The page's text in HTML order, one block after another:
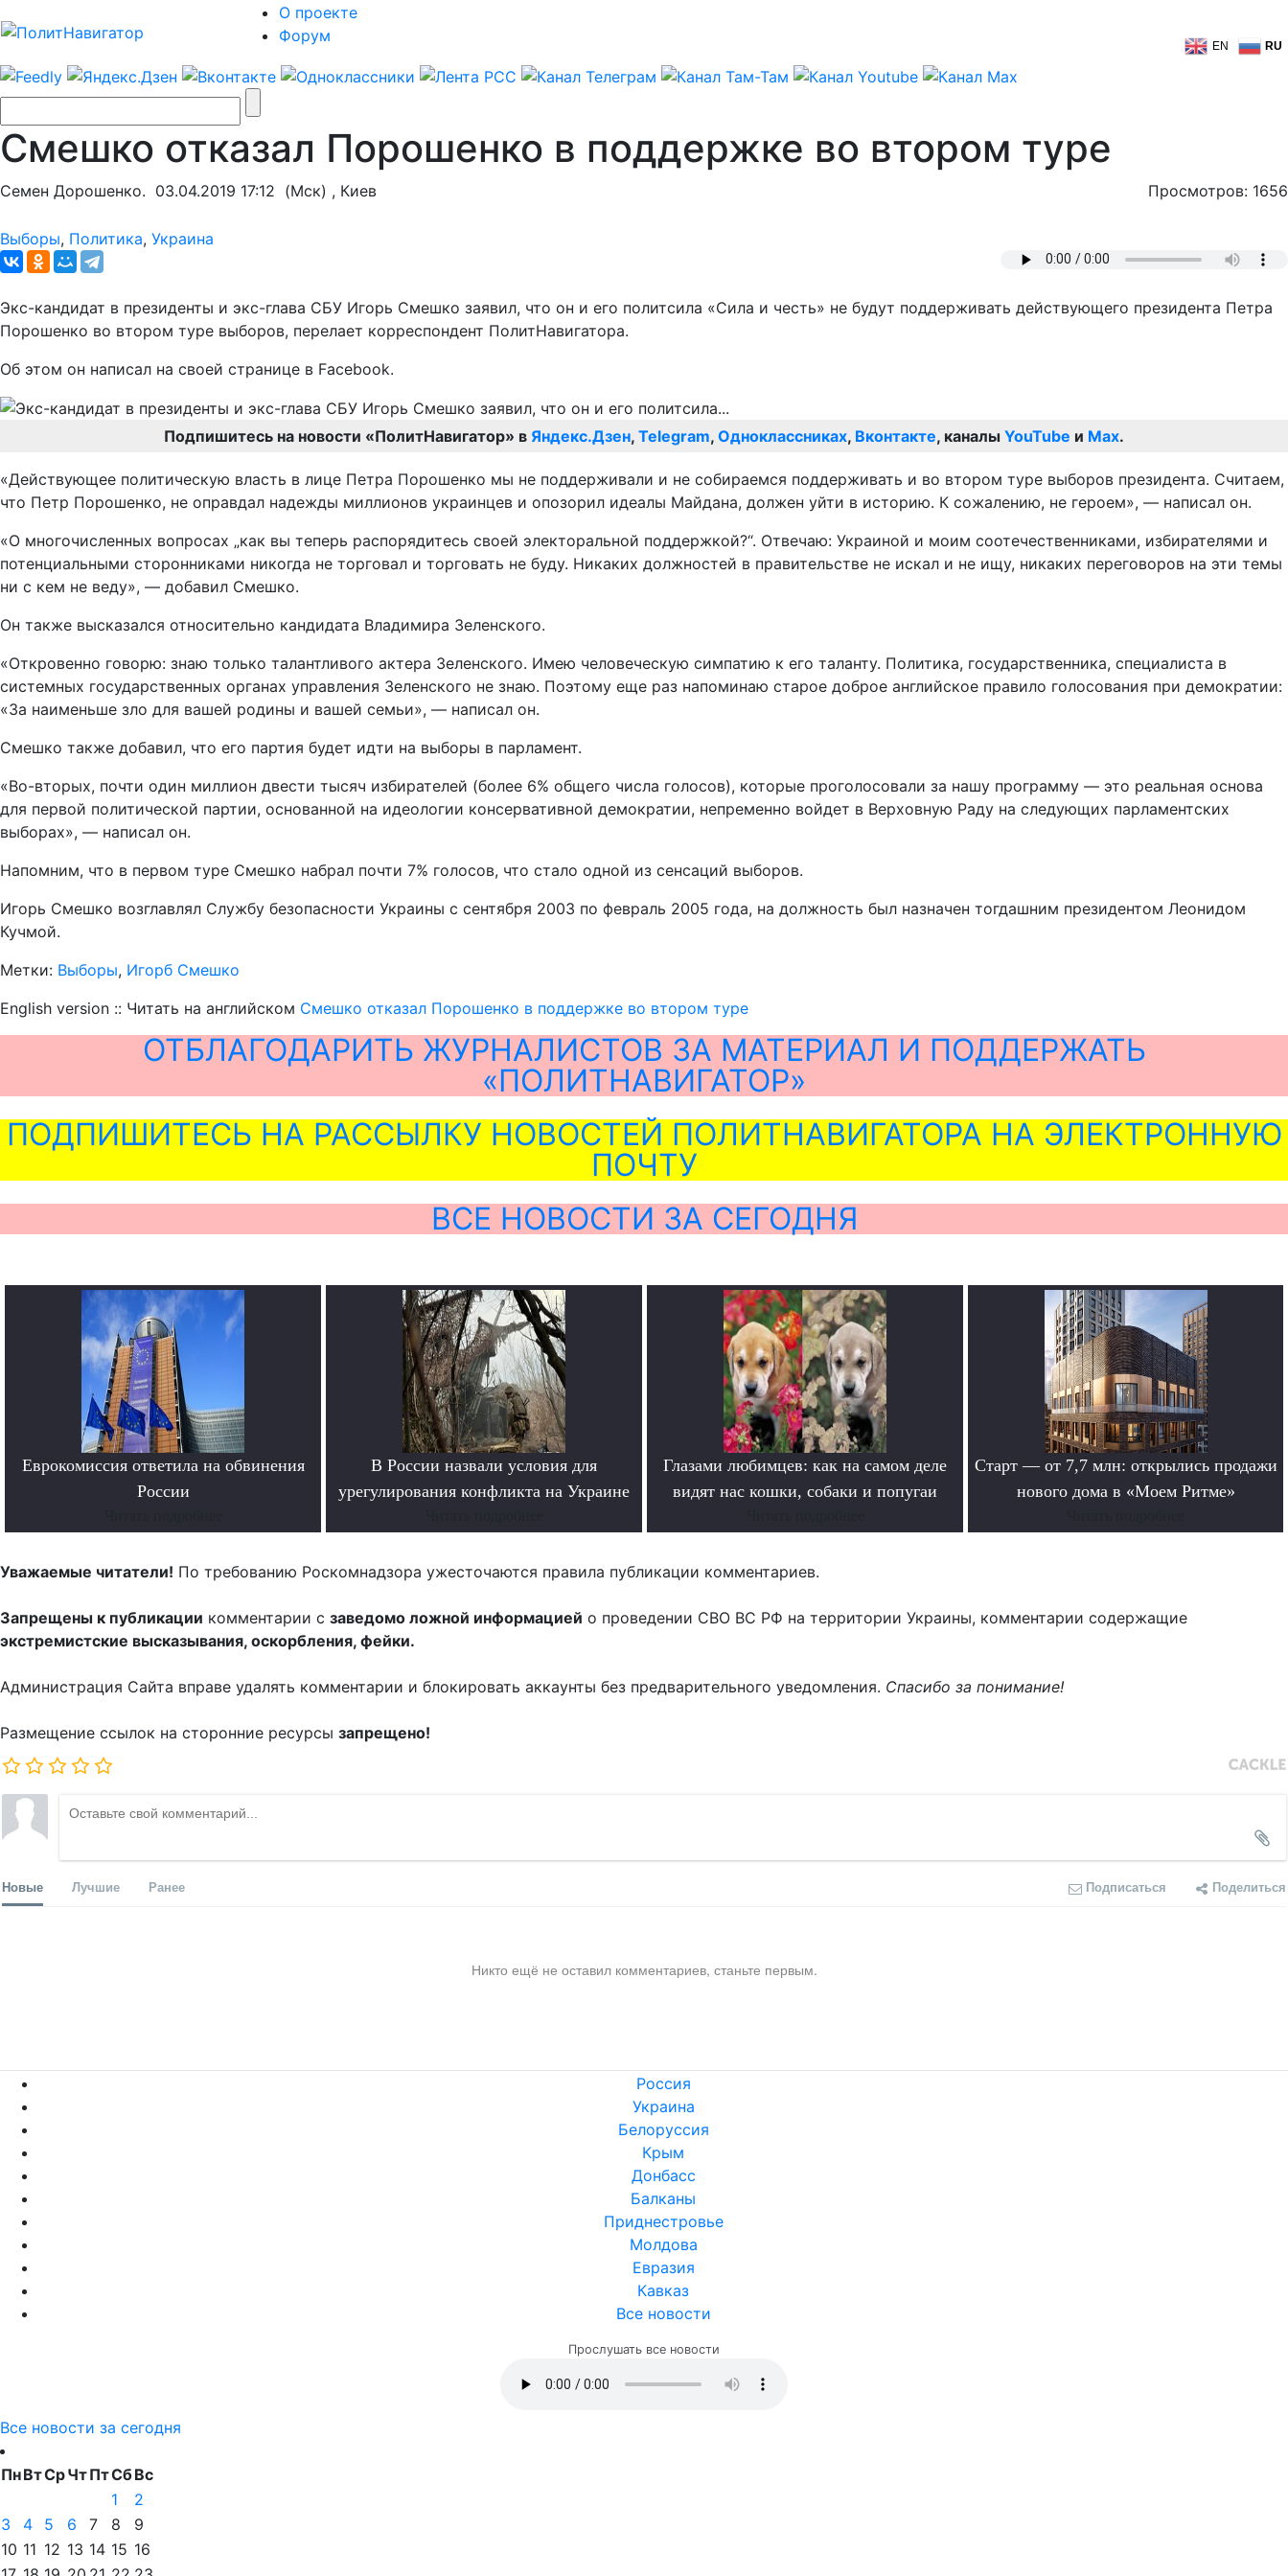
О проекте
Форум
EN RU
Смешко отказал Порошенко в поддержке во втором туре
Семен Дорошенко. 03.04.2019 17:12 (Мск) , Киев Просмотров: 1656
Выборы, Политика, Украина
Экс-кандидат в президенты и экс-глава СБУ Игорь Смешко заявил, что он и его политсила «Сила и честь» не будут поддерживать действующего президента Петра
Порошенко во втором туре выборов, перелает корреспондент ПолитНавигатора.
Об этом он написал на своей странице в Facebook.
Подпишитесь на новости «ПолитНавигатор» в Яндекс.Дзен, Telegram, Одноклассниках, Вконтакте, каналы YouTube и Max.
«Действующее политическую власть в лице Петра Порошенко мы не поддерживали и не собираемся поддерживать и во втором туре выборов президента. Считаем,
что Петр Порошенко, не оправдал надежды миллионов украинцев и опозорил идеалы Майдана, должен уйти в историю. К сожалению, не героем», — написал он.
«О многочисленных вопросах „как вы теперь распорядитесь своей электоральной поддержкой?“. Отвечаю: Украиной и моим соотечественниками, избирателями и
потенциальными сторонниками никогда не торговал и торговать не буду. Никаких должностей в правительстве не искал и не ищу, никаких переговоров на эти темы
ни с кем не веду», — добавил Смешко.
Он также высказался относительно кандидата Владимира Зеленского.
«Откровенно говорю: знаю только талантливого актера Зеленского. Имею человеческую симпатию к его таланту. Политика, государственника, специалиста в
системных государственных органах управления Зеленского не знаю. Поэтому еще раз напоминаю старое доброе английское правило голосования при демократии:
«За наименьше зло для вашей родины и вашей семьи», — написал он.
Смешко также добавил, что его партия будет идти на выборы в парламент.
«Во-вторых, почти один миллион двести тысяч избирателей (более 6% общего числа голосов), которые проголосовали за нашу программу — это реальная основа
для первой политической партии, основанной на идеологии консервативной демократии, непременно войдет в Верховную Раду на следующих парламентских
выборах», — написал он.
Напомним, что в первом туре Смешко набрал почти 7% голосов, что стало одной из сенсаций выборов.
Игорь Смешко возглавлял Службу безопасности Украины с сентября 2003 по февраль 2005 года, на должность был назначен тогдашним президентом Леонидом
Кучмой.
Метки: Выборы, Игорб Смешко
English version :: Читать на английском Смешко отказал Порошенко в поддержке во втором туре
ОТБЛАГОДАРИТЬ ЖУРНАЛИСТОВ ЗА МАТЕРИАЛ И ПОДДЕРЖАТЬ
«ПОЛИТНАВИГАТОР»
ПОДПИШИТЕСЬ НА РАССЫЛКУ НОВОСТЕЙ ПОЛИТНАВИГАТОРА НА ЭЛЕКТРОННУЮ
ПОЧТУ
ВСЕ НОВОСТИ ЗА СЕГОДНЯ
Еврокомиссия ответила на обвинения
России
В России назвали условия для
урегулирования конфликта на Украине
Глазами любимцев: как на самом деле
видят нас кошки, собаки и попугаи
Старт — от 7,7 млн: открылись продажи
нового дома в «Моем Ритме»
Уважаемые читатели! По требованию Роскомнадзора ужесточаются правила публикации комментариев.
Запрещены к публикации комментарии с заведомо ложной информацией о проведении СВО ВС РФ на территории Украины, комментарии содержащие
экстремистские высказывания, оскорбления, фейки.
Администрация Сайта вправе удалять комментарии и блокировать аккаунты без предварительного уведомления. Спасибо за понимание!
Размещение ссылок на сторонние ресурсы запрещено!
Новые Лучшие Ранее Подписаться Поделиться
Никто ещё не оставил комментариев, станьте первым.
Россия
Украина
Белоруссия
Крым
Донбасс
Балканы
Приднестровье
Молдова
Евразия
Кавказ
Все новости
Прослушать все новости
Все новости за сегодня
ПнВтСрЧтПтСбВс
1
2
3
4 5 6 7 8
9
10 11 12 13 14 15 16